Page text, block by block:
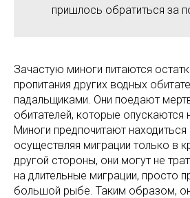
пришлось обратиться за
Зачастую миноги питаются
пропитания других водных
падальщиками. Они поедают
обитателей, которые опускаются
Миноги предпочитают
осуществляя миграции только в
другой стороны, они могут не
на длительные миграции, просто
большой рыбе. Таким образом,